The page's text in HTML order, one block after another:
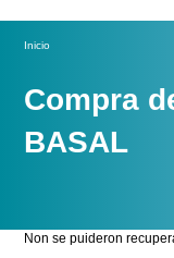
Vostede está
Inicio
Compra
BASAL
Non se puideron